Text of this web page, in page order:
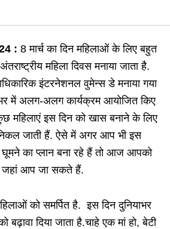
: 8 मार्च का दिन महिलाओं के लिए बहुत
महिला दिवस मनाया जाता है.
इंटरनेशनल वुमेन्स डे मनाया गया
में अलग-अलग कार्यक्रम आयोजित किए
महिलाएं इस दिन को खास बनाने के लिए
जाती हैं. ऐसे में अगर आप भी इस
का प्लान बना रहे हैं तो आज आपको
जहां आप जा सकते हैं.
को समर्पित है. इस दिन दुनियाभर
दिया जाता है.चाहे एक मां हो, बेटी